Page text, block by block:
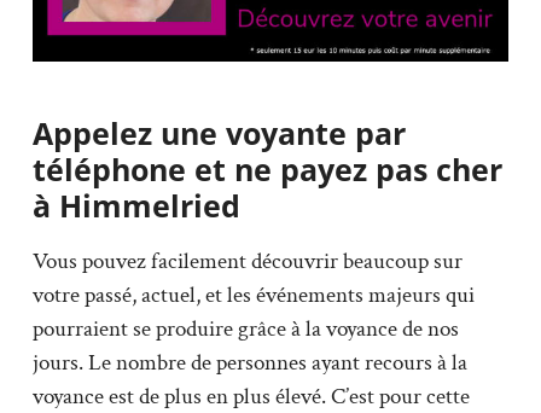
Appelez une voyante par
téléphone et ne payez pas cher
à Himmelried
Vous pouvez facilement découvrir beaucoup sur
votre passé, actuel, et les événements majeurs qui
pourraient se produire grâce à la voyance de nos
jours. Le nombre de personnes ayant recours à la
voyance est de plus en plus élevé. C’est pour cette